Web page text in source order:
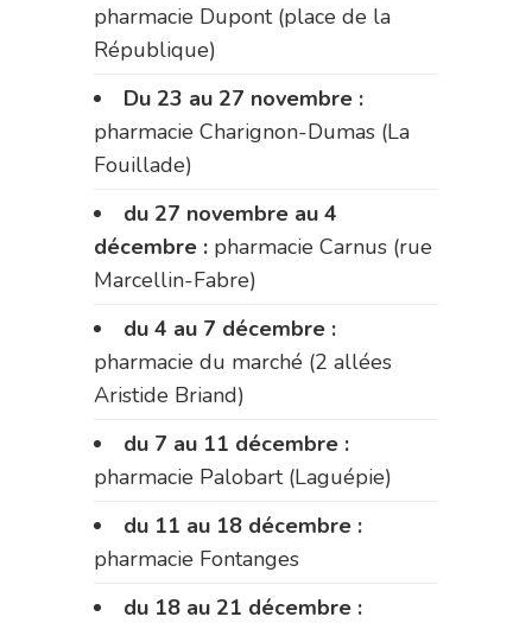
pharmacie Dupont (place de la
République)
Du 23 au 27 novembre :
pharmacie Charignon-Dumas (La
Fouillade)
du 27 novembre au 4
décembre : pharmacie Carnus (rue
Marcellin-Fabre)
du 4 au 7 décembre :
pharmacie du marché (2 allées
Aristide Briand)
du 7 au 11 décembre :
pharmacie Palobart (Laguépie)
du 11 au 18 décembre :
pharmacie Fontanges
du 18 au 21 décembre :